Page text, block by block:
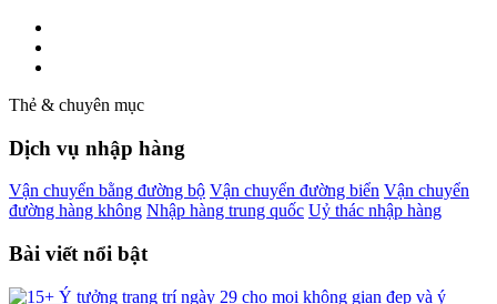
Thẻ & chuyên mục
Dịch vụ nhập hàng
Vận chuyển bằng đường bộ Vận chuyển đường biển Vận chuyển
đường hàng không Nhập hàng trung quốc Uỷ thác nhập hàng
Bài viết nổi bật